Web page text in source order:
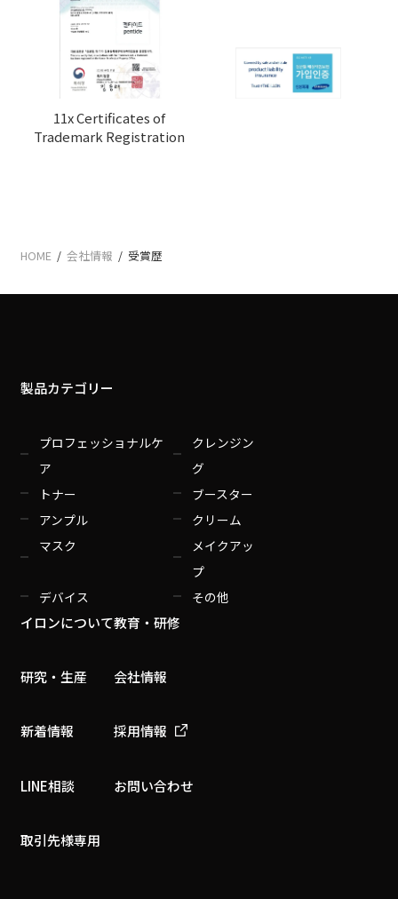
11x Certificates of
Trademark Registration
HOME/ 会社情報 / 受賞歴
製品カテゴリー
プロフェッショナルケ
ア
クレンジン
グ
トナー
ブースター
アンプル
クリーム
マスク
メイクアッ
プ
デバイス
その他
イロンについて
研究・生産
新着情報
LINE相談
取引先様専用
教育・研修
会社情報
採用情報
お問い合わせ